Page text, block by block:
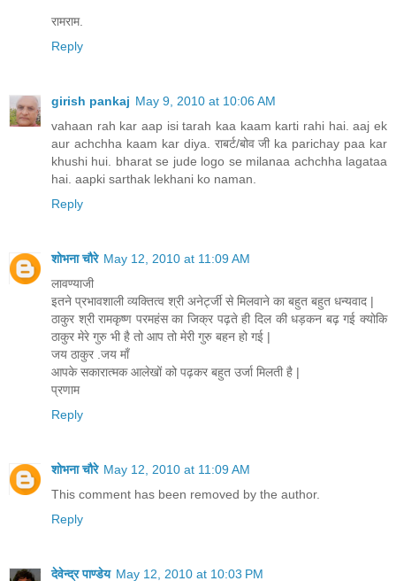
रामराम.
Reply
girish pankaj May 9, 2010 at 10:06 AM
vahaan rah kar aap isi tarah kaa kaam karti rahi hai. aaj ek
aur achchha kaam kar diya. राबर्ट/बोव जी ka parichay paa kar
khushi hui. bharat se jude logo se milanaa achchha lagataa
hai. aapki sarthak lekhani ko naman.
Reply
शोभना चौरे May 12, 2010 at 11:09 AM
लावण्याजी
इतने प्रभावशाली व्यक्तित्व श्री अनेर्ट्जी से मिलवाने का बहुत बहुत धन्यवाद |
ठाकुर श्री रामकृष्ण परमहंस का जिक्र पढ़ते ही दिल की धड़कन बढ़ गई क्योकि
ठाकुर मेरे गुरु भी है तो आप तो मेरी गुरु बहन हो गई |
जय ठाकुर .जय माँ
आपके सकारात्मक आलेखों को पढ़कर बहुत उर्जा मिलती है |
प्रणाम
Reply
शोभना चौरे May 12, 2010 at 11:09 AM
This comment has been removed by the author.
Reply
देवेन्द्र पाण्डेय May 12, 2010 at 10:03 PM